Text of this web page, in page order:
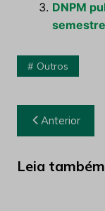
DNPM
Outros
Navegação
de
Post
Anterior
Leia também